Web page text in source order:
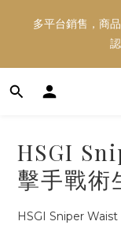
多平台銷售，商
多平台銷售，商
好東西跟好朋友
多平台銷售，商
HSGI
擊手戰術
HSGI Sniper Waist